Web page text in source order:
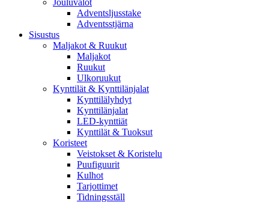
Jouluvalot
Adventsljusstake
Adventsstjärna
Sisustus
Maljakot & Ruukut
Maljakot
Ruukut
Ulkoruukut
Kynttilät & Kynttilänjalat
Kynttilälyhdyt
Kynttilänjalat
LED-kynttiät
Kynttilät & Tuoksut
Koristeet
Veistokset & Koristelu
Puufiguurit
Kulhot
Tarjottimet
Tidningsställ